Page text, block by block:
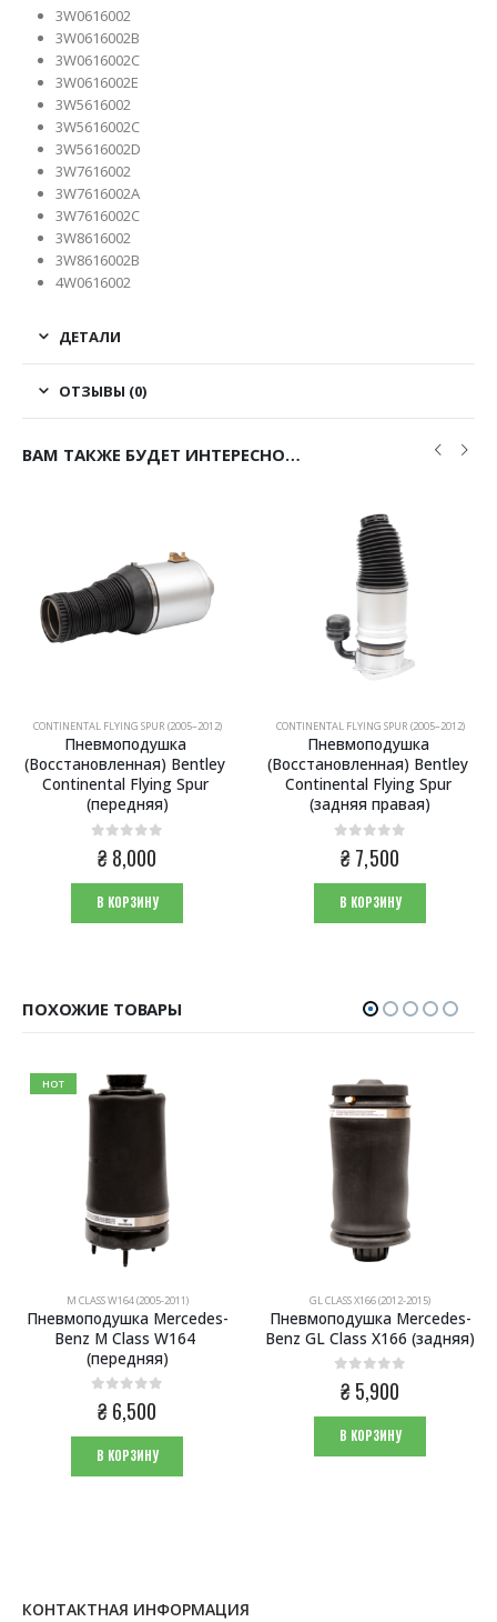
3W0616002
3W0616002B
3W0616002C
3W0616002E
3W5616002
3W5616002C
3W5616002D
3W7616002
3W7616002A
3W7616002C
3W8616002
3W8616002B
4W0616002
ДЕТАЛИ
ОТЗЫВЫ (0)
ВАМ ТАКЖЕ БУДЕТ ИНТЕРЕСНО…
CONTINENTAL FLYING SPUR (2005–2012)
Пневмоподушка
(Восстановленная) Bentley
Continental Flying Spur
(передняя)
0из 5
₴8,000
В КОРЗИНУ
CONTINENTAL FLYING SPUR (2005–2012)
Пневмоподушка
(Восстановленная) Bentley
Continental Flying Spur
(задняя правая)
0из 5
₴7,500
В КОРЗИНУ
ПОХОЖИЕ ТОВАРЫ
HOT
M CLASS W164 (2005-2011)
Пневмоподушка Mercedes-
Benz M Class W164
(передняя)
0из 5
₴6,500
В КОРЗИНУ
GL CLASS X166 (2012-2015)
Пневмоподушка Mercedes-
Benz GL Class X166 (задняя)
0из 5
₴5,900
В КОРЗИНУ
КОНТАКТНАЯ ИНФОРМАЦИЯ